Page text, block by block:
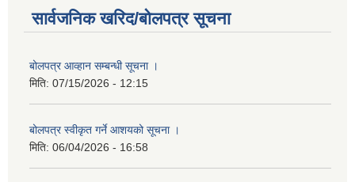
सार्वजनिक खरिद/बोलपत्र सूचना
बोलपत्र आव्हान सम्बन्धी सूचना ।
मिति: 07/15/2026 - 12:15
बोलपत्र स्वीकृत गर्ने आशयको सूचना ।
मिति: 06/04/2026 - 16:58